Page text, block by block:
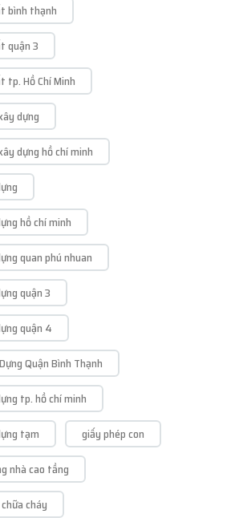
bình thạnh
quận 3
tp. Hồ Chí Minh
dựng
dựng hồ chí minh
hồ chí minh
quan phú nhuan
quận 3
quận 4
Quận Bình Thạnh
tp. hồ chí minh
tạm
giấy phép con
nhà cao tầng
cháy